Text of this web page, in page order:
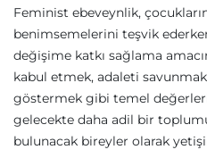
Feminist ebeveynlik,
benimsemelerini teşvik
değişime katkı sağlama
kabul etmek, adaleti savunmak
göstermek gibi temel
gelecekte daha adil bir
bulunacak bireyler olarak